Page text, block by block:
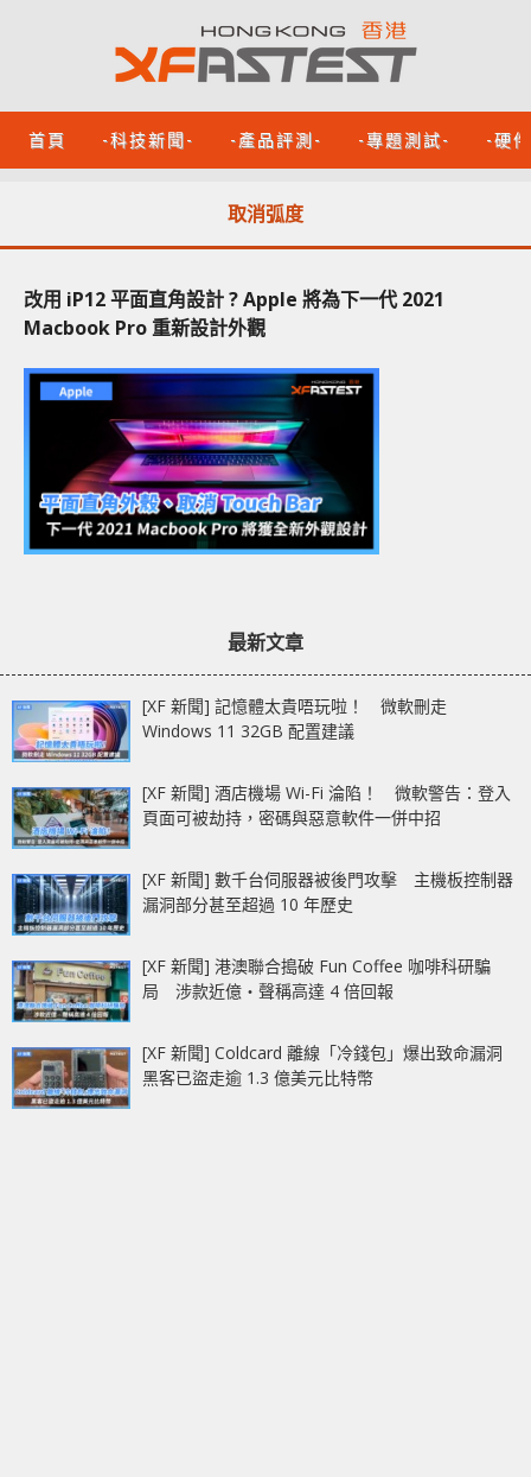
首頁 -科技新聞- -產品評測- -專題測試- -硬
取消弧度
改用 iP12 平面直角設計 ? Apple 將為下一代 2021
Macbook Pro 重新設計外觀
最新文章
[XF 新聞] 記憶體太貴唔玩啦！ 微軟刪走
Windows 11 32GB 配置建議
[XF 新聞] 酒店機場 Wi-Fi 淪陷！ 微軟警告：登入
頁面可被劫持，密碼與惡意軟件一併中招
[XF 新聞] 數千台伺服器被後門攻擊 主機板控制器
漏洞部分甚至超過 10 年歷史
[XF 新聞] 港澳聯合搗破 Fun Coffee 咖啡科研騙
局 涉款近億‧聲稱高達 4 倍回報
[XF 新聞] Coldcard 離線「冷錢包」爆出致命漏洞
黑客已盜走逾 1.3 億美元比特幣